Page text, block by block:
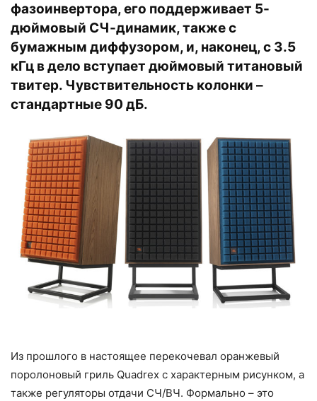
фазоинвертора, его поддерживает 5-
дюймовый СЧ-динамик, также с
бумажным диффузором, и, наконец, с 3.5
кГц в дело вступает дюймовый титановый
твитер. Чувствительность колонки –
стандартные 90 дБ.
Из прошлого в настоящее перекочевал оранжевый
поролоновый гриль Quadrex с характерным рисунком, а
также регуляторы отдачи СЧ/ВЧ. Формально – это